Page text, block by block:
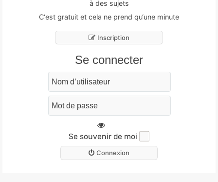
à des sujets
C‘est gratuit et cela ne prend qu‘une minute
Inscription
Se connecter
Se souvenir de moi
Connexion